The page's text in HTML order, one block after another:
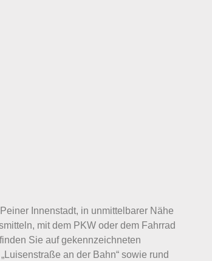
Innenstadt, in unmittelbarer Nähe
mit dem PKW oder dem Fahrrad
Sie auf gekennzeichneten
an der Bahn“ sowie rund